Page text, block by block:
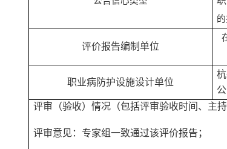
评价报告编制单位
职业病防护设施设计单位
评审（验收）情况（包括评审验收时间、主
评审意见：专家组一致通过该评价报告；